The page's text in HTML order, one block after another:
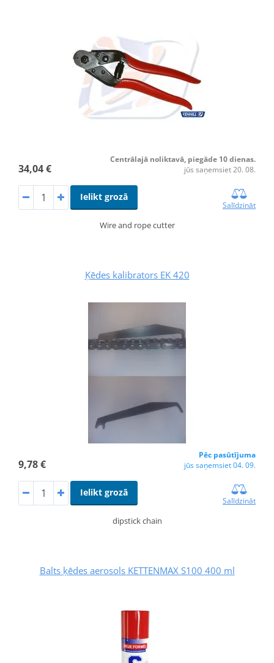
34,04 €
Centrālajā noliktavā, piegāde 10 dienas.
jūs saņemsiet 20. 08.
Ielikt grozā
Salīdzināt
Wire and rope cutter
Ķēdes kalibrators EK 420
9,78 €
Pēc pasūtījuma
jūs saņemsiet 04. 09.
Ielikt grozā
Salīdzināt
dipstick chain
Balts ķēdes aerosols KETTENMAX S100 400 ml